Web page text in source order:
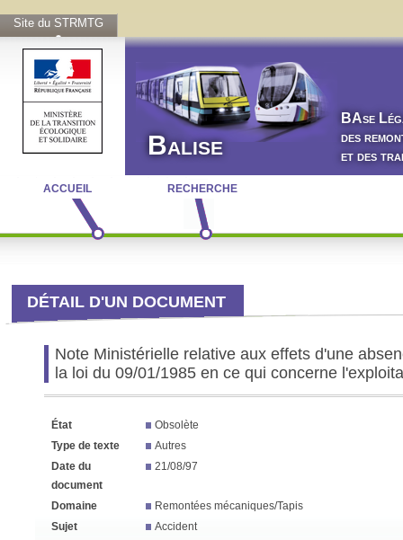
Site du STRMTG
Balise
BAse L
des
et des
ACCUEIL RECHERCHE
DÉTAIL D'UN DOCUMENT
Note Ministérielle relative aux effets d'une
la loi du 09/01/1985 en ce qui concerne
État
Obsolète
Type de texte
Autres
Date du
document
21/08/97
Domaine
Remontées mécaniques/Tapis
Sujet
Accident